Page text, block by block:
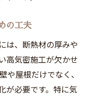
の工夫
は、断熱材の厚みや
高気密施工が欠かせ
や屋根だけでなく、
が必要です。特に気